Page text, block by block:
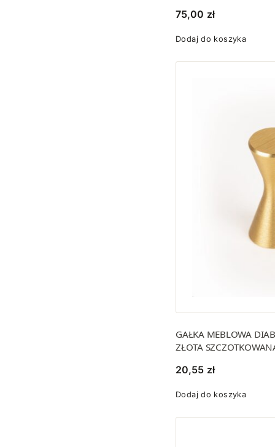
75,00 zł
Dodaj do koszyka
GAŁKA MEBLOWA
ZŁOTA
20,55 zł
Dodaj do koszyka